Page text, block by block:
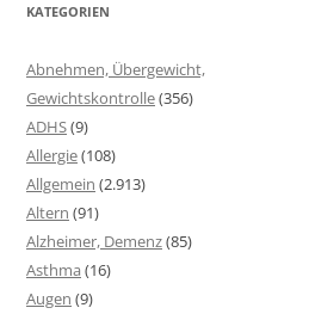
KATEGORIEN
Abnehmen, Übergewicht,
Gewichtskontrolle(356)
ADHS(9)
Allergie(108)
Allgemein (2.913)
Altern (91)
Alzheimer, Demenz(85)
Asthma (16)
Augen (9)